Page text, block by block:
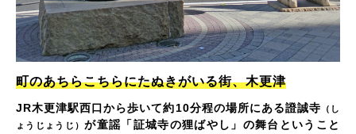
町のあちらこちらにたぬきがいる街、木更津
JR木更津駅西口から歩いて約10分程の場所にある證誠寺 （し
ょうじょうじ）が童謡「証城寺の狸ばやし」の舞台ということ